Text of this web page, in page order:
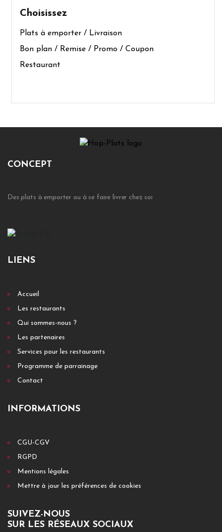
Choisissez
Plats à emporter / Livraison
Bon plan / Remise / Promo / Coupon
Restaurant
CONCEPT
Des plats à emporter ou à se faire livrer chez soi
LIENS
Accueil
Les restaurants
Qui sommes-nous ?
Les partenaires
Services pour les restaurants
Programme de parrainage
Contact
INFORMATIONS
CGU-CGV
RGPD
Mentions légales
Mettre à jour les préférences de cookies
SUIVEZ-NOUS
SUR LES RÉSEAUX SOCIAUX